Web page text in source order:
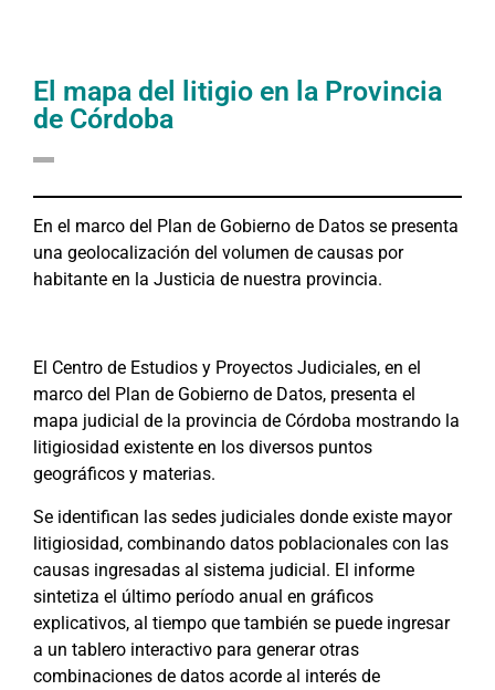
El mapa del litigio en la Provincia
de Córdoba
En el marco del Plan de Gobierno de Datos se presenta
una geolocalización del volumen de causas por
habitante en la Justicia de nuestra provincia.
El Centro de Estudios y Proyectos Judiciales, en el
marco del Plan de Gobierno de Datos, presenta el
mapa judicial de la provincia de Córdoba mostrando la
litigiosidad existente en los diversos puntos
geográficos y materias.
Se identifican las sedes judiciales donde existe mayor
litigiosidad, combinando datos poblacionales con las
causas ingresadas al sistema judicial. El informe
sintetiza el último período anual en gráficos
explicativos, al tiempo que también se puede ingresar
a un tablero interactivo para generar otras
combinaciones de datos acorde al interés de